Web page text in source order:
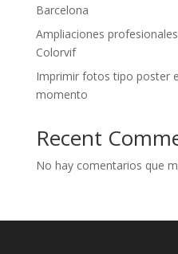
Barcelona
Ampliaciones
Colorvif
Imprimir fotos tipo poster
momento
Recent
No hay comentarios que